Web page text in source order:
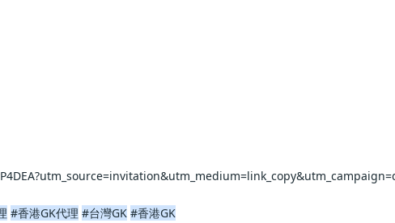
#香港GK代理 #台灣GK #香港GK